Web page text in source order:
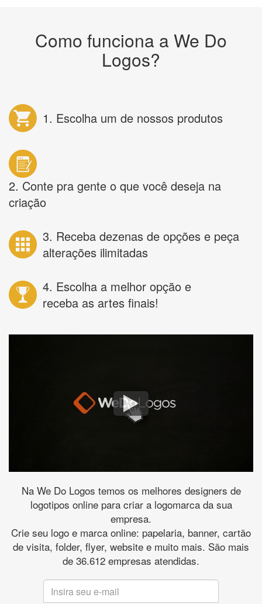
Como funciona a We Do
Logos?
1. Escolha um de nossos produtos
2. Conte pra gente o que você deseja na
criação
3. Receba dezenas de opções e peça
alterações ilimitadas
4. Escolha a melhor opção e
receba as artes finais!
Na We Do Logos temos os melhores designers de
logotipos online para criar a logomarca da sua
empresa.
Crie seu logo e marca online: papelaria, banner, cartão
de visita, folder, flyer, website e muito mais. São mais
de 36.612 empresas atendidas.